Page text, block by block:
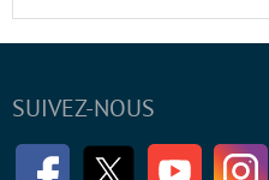
SUIVEZ-NOUS
FacebookTwitter Youtube